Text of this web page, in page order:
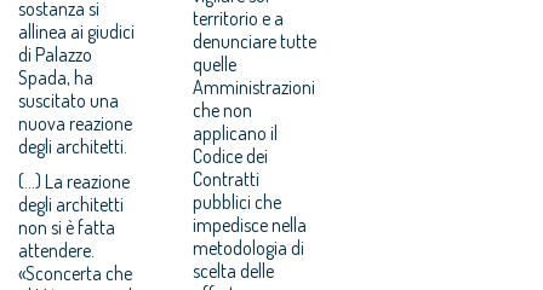
sostanza si
allinea ai giudici
di Palazzo
Spada, ha
suscitato una
nuova reazione
degli architetti.
(...) La reazione
degli architetti
non si è fatta
attendere.
«Sconcerta che
territorio e a
denunciare tutte
quelle
Amministrazioni
che non
applicano il
Codice dei
Contratti
pubblici che
impedisce nella
metodologia di
scelta delle